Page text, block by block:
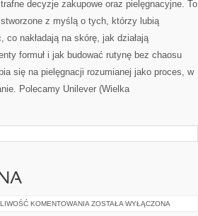
decyzje zakupowe oraz pielęgnacyjne. To
z myślą o tych, którzy lubią
co nakładają na skórę, jak działają
formuł i jak budować rutynę bez chaosu
się na pielęgnacji rozumianej jako proces, w
Polecamy Unilever (Wielka
KOMENTOWANIA EDUKACJA
ZOSTAŁA WYŁĄCZONA